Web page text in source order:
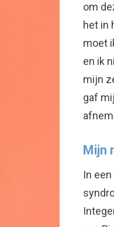
om
het in
moet
en ik
mijn
gaf
Mijn
In